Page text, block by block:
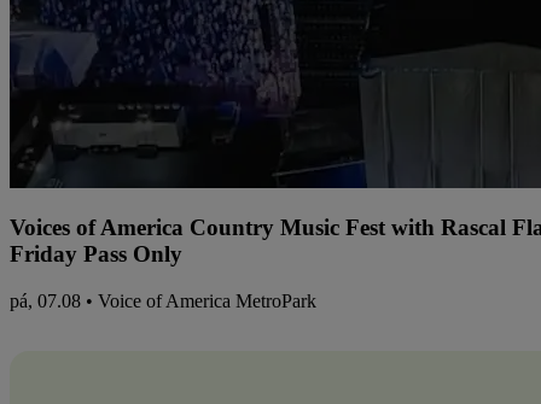
Voices of America Country Music Fest with Rascal
Friday Pass Only
pá, 07.08 • Voice of America MetroPark